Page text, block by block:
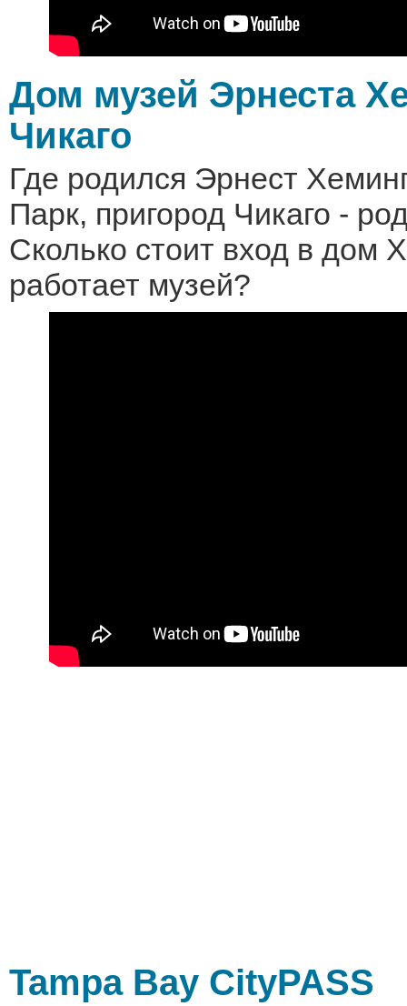
Дом музей Эрнеста
Чикаго
Где родился Эрнест
Парк, пригород Чикаго -
Сколько стоит вход в дом
работает музей?
Tampa Bay CityPASS